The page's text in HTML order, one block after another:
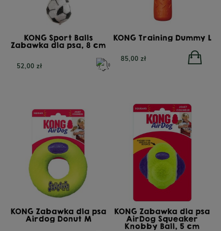
KONG Sport Balls
Zabawka dla psa, 8 cm
52,00 zł
KONG Training Dummy L
85,00 zł
KONG Zabawka dla psa
Airdog Donut M
KONG Zabawka dla psa
AirDog Squeaker
Knobby Ball, 5 cm